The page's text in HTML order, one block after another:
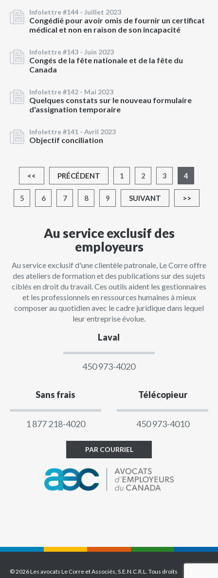
Infolettre #144 - Juillet 2023
Congédié pour avoir omis de fournir un certificat
médical et non en raison de son incapacité
Infolettre #143 - Juin 2023
Congés de la fête nationale et de la fête du
Canada
Infolettre #142 - Mai 2023
Quelques constats sur le nouveau formulaire
d'assignation temporaire
Infolettre #141 - Avril 2023
Objectif conciliation
<< PRÉCÉDENT 1 2 3 4
5 6 7 8 9 SUIVANT >>
Au service exclusif des
employeurs
Au service exclusif d'une clientèle patronale, Le Corre offre
des ateliers de formation et des publications sur des sujets
ciblés en droit du travail. Ces outils aident les gestionnaires
et les professionnels en ressources humaines à mieux
composer au quotidien avec le cadre juridique dans lequel
leur entreprise évolue.
Laval
450 973-4020
Sans frais
1 877 218-4020
Télécopieur
450 973-4010
PAR COURRIEL
© 2026 Les avocats Le Corre et Associés, S.E.N.C.R.L. Tous droits